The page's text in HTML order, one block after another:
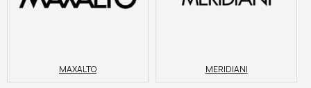
MAXALTO MERIDIANI